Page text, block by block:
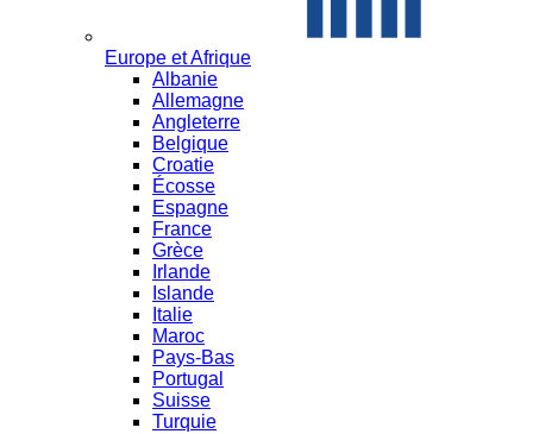
Europe et Afrique
Albanie
Allemagne
Angleterre
Belgique
Croatie
Écosse
Espagne
France
Grèce
Irlande
Islande
Italie
Maroc
Pays-Bas
Portugal
Suisse
Turquie